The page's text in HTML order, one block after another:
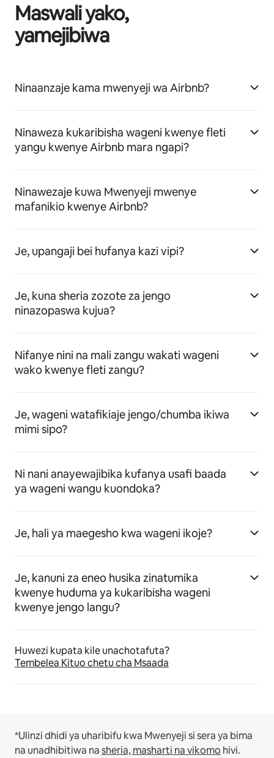
Maswali yako,
yamejibiwa
Ninaanzaje kama mwenyeji wa Airbnb?
Ninaweza kukaribisha wageni kwenye fleti
yangu kwenye Airbnb mara ngapi?
Ninawezaje kuwa Mwenyeji mwenye
mafanikio kwenye Airbnb?
Je, upangaji bei hufanya kazi vipi?
Je, kuna sheria zozote za jengo
ninazopaswa kujua?
Nifanye nini na mali zangu wakati wageni
wako kwenye fleti zangu?
Je, wageni watafikiaje jengo/chumba ikiwa
mimi sipo?
Ni nani anayewajibika kufanya usafi baada
ya wageni wangu kuondoka?
Je, hali ya maegesho kwa wageni ikoje?
Je, kanuni za eneo husika zinatumika
kwenye huduma ya kukaribisha wageni
kwenye jengo langu?
Huwezi kupata kile unachotafuta?
Tembelea Kituo chetu cha Msaada
*Ulinzi dhidi ya uharibifu kwa Mwenyeji si sera ya bima
na unadhibitiwa nasheria, masharti na vikomo hivi.